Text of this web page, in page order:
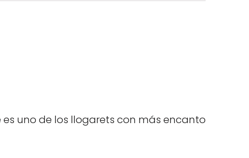
uno de los llogarets con más encanto